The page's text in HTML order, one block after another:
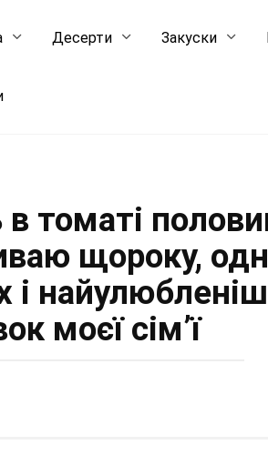
Десерти Закуски
томаті
щороку,
і
моєї сім’ї